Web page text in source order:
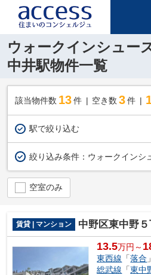
ウォークインシュー
中井駅物件一覧
該当物件数 13件 空き数 3 件
駅で絞り込む
絞り込み条件： ウォークインシ
空室のみ
賃貸 | マンション 中野区東中野
13.5万円～
東西線 「落合
総武線 「東中